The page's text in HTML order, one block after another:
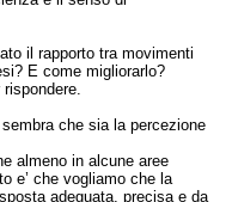
il rapporto tra movimenti
E come migliorarlo?
che sia la percezione
almeno in alcune aree
e’ che vogliamo che la
adeguata, precisa e da